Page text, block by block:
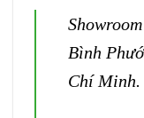
Bình
Chí Minh.